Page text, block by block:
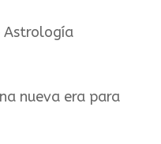
Astrología
nueva era para